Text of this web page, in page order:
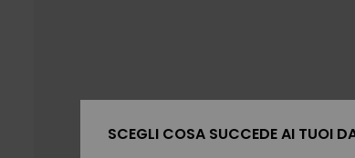
SCEGLI COSA SUCCEDE AI TUOI